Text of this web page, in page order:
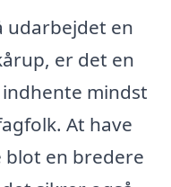
udarbejdet en
er det en
mindst
At have
en bredere